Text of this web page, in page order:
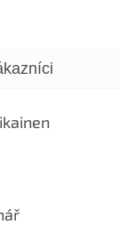
je 5 z 5